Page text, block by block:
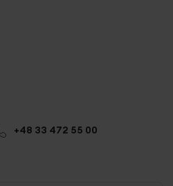
+48 33 472 55 00